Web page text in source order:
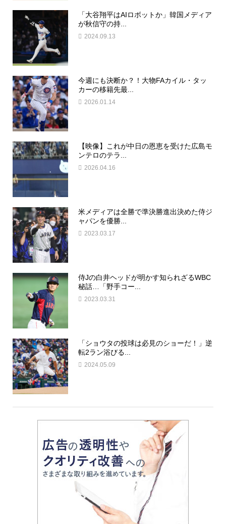
「大谷翔平はAIロボットか」韓国メディア
が秋信守の持...
2024.09.13
今週にも決断か？！大物FAカイル・タッ
カーの移籍先最...
2026.01.14
【映像】これが中日の恩恵を受けた広島モ
ンテロのテラ...
2026.04.16
米メディアは全勝で準決勝進出決めた侍ジ
ャパンを優勝...
2023.03.17
侍Jの白井ヘッドが明かす知られざるWBC
秘話…「野手コー...
2023.03.31
「ショウタの投球は必見のショーだ！」逆
転2ラン浴びる...
2024.05.09